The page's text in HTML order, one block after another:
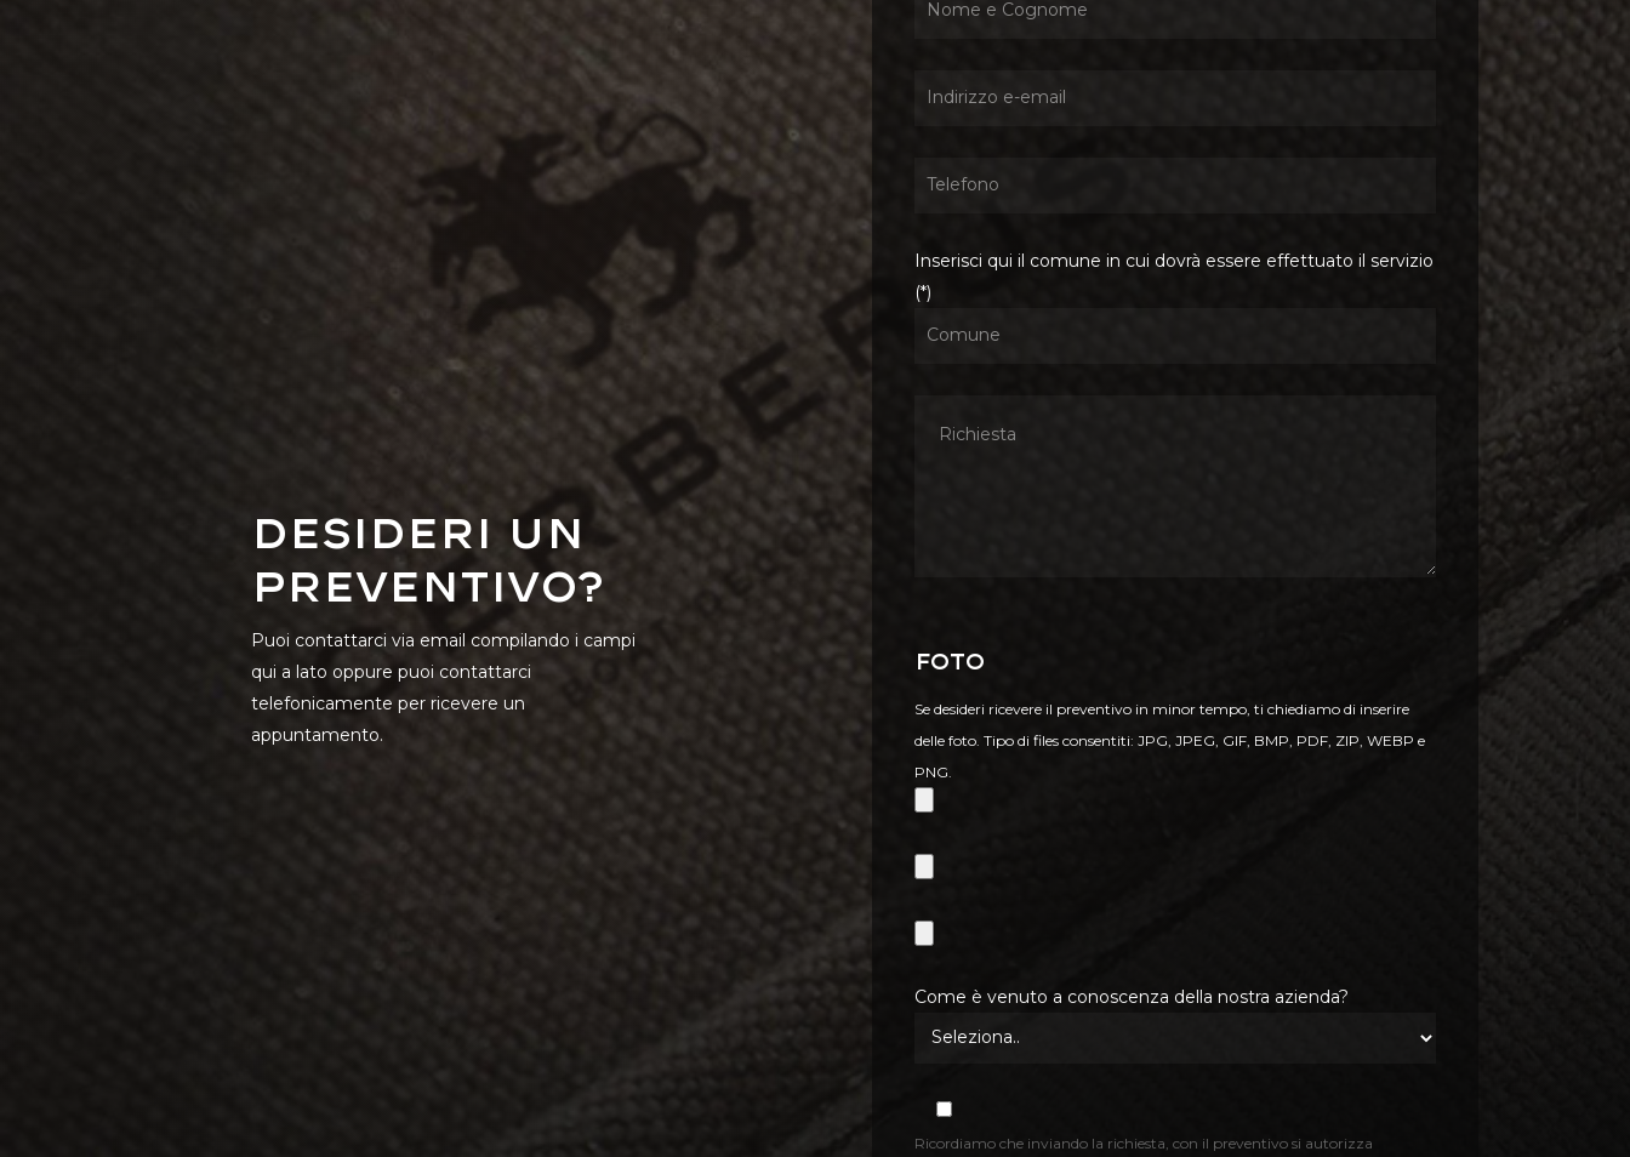
Desideri un
preventivo?
Puoi contattarci via email compilando i campi
qui a lato oppure puoi contattarci
telefonicamente per ricevere un
appuntamento.
Inserisci qui il comune in cui dovrà essere effettuato il servizio
(*)
Foto
Se desideri ricevere il preventivo in minor tempo, ti chiediamo di inserire
delle foto. Tipo di files consentiti: JPG, JPEG, GIF, BMP, PDF, ZIP, WEBP e
PNG.
Come è venuto a conoscenza della nostra azienda?
Ricordiamo che inviando la richiesta, con il preventivo si autorizza